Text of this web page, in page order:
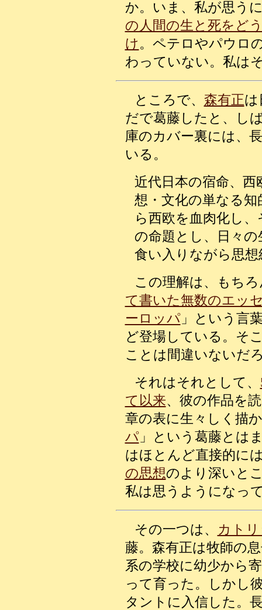
か。いま、私が思う
の人間の生と死をど
け。ペテロやパウロ
わっていない。私は
ところで、 森有正は
だで葛藤したと、し
庫のカバー裏には、
いる。
近代日本の宿命、
想・文化の単なる
ら西欧を血肉化し
の命題とし、日々
食い入りながら思
この理解は、もち
て書いた無数のエッ
ーロッパ」という言
ど登場している。そ
ことは間違いないだ
それはそれとして、
て以来、彼の作品を
章の表に生々しく描
パ」という葛藤とは
はほとんど直接的に
の思想のより深いと
私は思うようになっ
その一つは、
カト
藤。森有正は牧師の
系の学校に幼少から
って育った。しかし
タントに入信した。